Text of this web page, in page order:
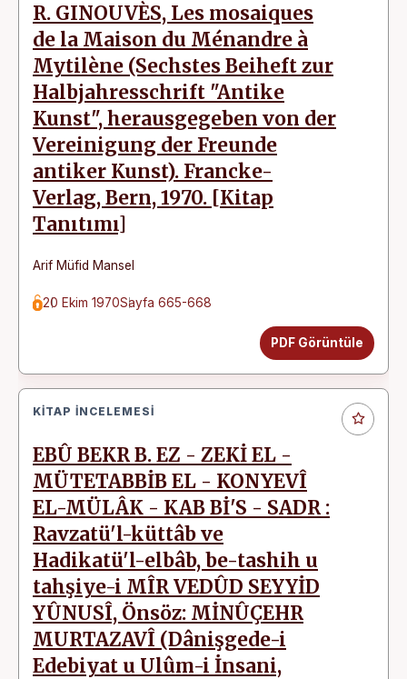
R. GINOUVÈS, Les mosaiques
de la Maison du Ménandre à
Mytilène (Sechstes Beiheft zur
Halbjahresschrift "Antike
Kunst", herausgegeben von der
Vereinigung der Freunde
antiker Kunst). Francke-
Verlag, Bern, 1970. [Kitap
Tanıtımı]
Arif Müfid Mansel
20 Ekim 1970Sayfa 665-668
PDF Görüntüle
KITAP İNCELEMESI
EBÛ BEKR B. EZ - ZEKİ EL -
MÜTETABBİB EL - KONYEVÎ
EL-MÜLÂK - KAB Bİ'S - SADR :
Ravzatü'l-küttâb ve
Hadikatü'l-elbâb, be-tashih u
tahşiye-i MÎR VEDÛD SEYYİD
YÛNUSÎ, Önsöz: MİNÛÇEHR
MURTAZAVÎ (Dânişgede-i
Edebiyat u Ulûm-i İnsani,